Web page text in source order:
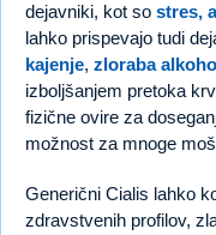
dejavniki, kot so stres,
lahko prispevajo tudi
kajenje, zloraba
izboljšanjem pretoka
fizične ovire za
možnost za mnoge
Generični Cialis lahko
zdravstvenih profilov,